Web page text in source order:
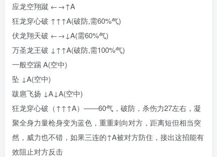
应龙空翔蹴 ←→↑A
狂龙穿心破 ↑↑↑A(破防,需60%气)
伏龙翔天破 ←→↓A(需60%气)
万圣龙王破 ↓↑↑A(破防,需100%气)
一般空踢 A(空中)
坠 ↓A(空中)
跋扈飞扬 ↓A↓A(空中)
狂龙穿心破（↑↑↑A）——60气，破防，杀伤力27左右，凝
聚全身力量枪身变为蓝色，重重刺向对方，距离短但相当突
然，威力也不错，如果三连的↑A被对方防住，接出这招能有
效阻止对方反击